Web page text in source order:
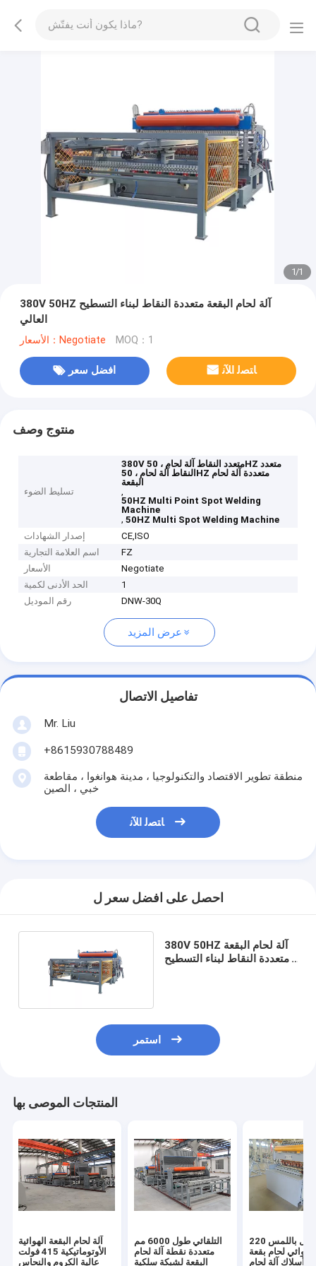
1/1
380V 50HZ آلة لحام البقعة متعددة النقاط لبناء التسطيح
العالي
الأسعار：Negotiate MOQ：1
افضل سعر ﺎﺘﺼﻟ ﺍﻶﻧ
منتوج وصف
تسليط الضوء
380V متعدد النقاط آلة لحام ، 50HZ متعدد
النقاط آلة لحام ، 50HZ متعددة آلة لحام
البقعة
,
50HZ Multi Point Spot Welding
Machine
,50HZ Multi Spot Welding Machine
إصدار الشهادات
CE,ISO
اسم العلامة التجارية
FZ
الأسعار
Negotiate
الحد الأدنى لكمية
1
رقم الموديل
DNW-30Q
عرض المزيد
تفاصيل الاتصال
Mr. Liu
+8615930788489
منطقة تطوير الاقتصاد والتكنولوجيا ، مدينة هوانغوا ، مقاطعة
خبي ، الصين
ﺎﺘﺼﻟ ﺍﻶﻧ
احصل على افضل سعر ل
380V 50HZ آلة لحام البقعة
متعددة النقاط لبناء التسطيح
استمر
المنتجات الموصى بها
آلة لحام البقعة الهوائية
الأوتوماتيكية 415 فولت
عالية الكروم والنحاس
التلقائي طول 6000 مم
متعددة نقطة آلة لحام
البقعة لشبكة سلكية
شاشة تعمل باللمس 220
هوائي لحام بقعة
أسلاك آلة لحام